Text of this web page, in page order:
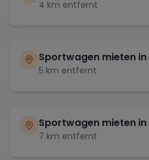
4 km entfernt
Sportwagen mieten in
5 km entfernt
Sportwagen mieten in
7 km entfernt